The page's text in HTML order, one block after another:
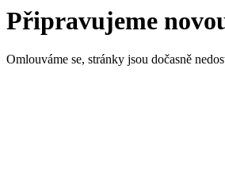
Připravujeme
Omlouváme se, stránky jsou dočasně